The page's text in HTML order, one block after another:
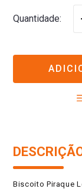
Quantidade
Biscoito Piraque